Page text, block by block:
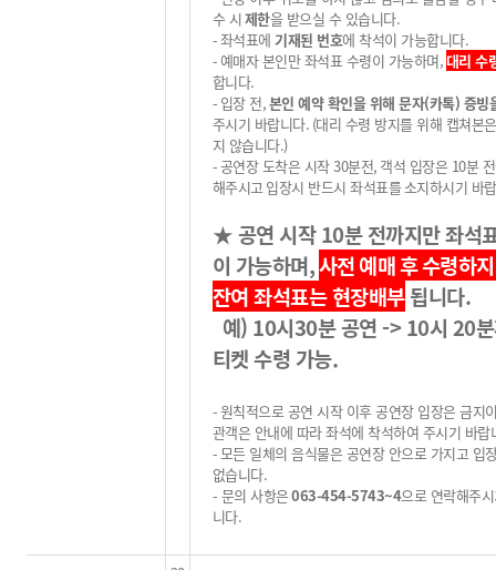
수 시제한을 받으실 수 있습니다.
-좌석표에기재된 번호에 착석이 가능합니다.
- 예매자 본인만 좌석표 수령이 가능하며,대리 수
합니다.
- 입장 전,본인 예약 확인을 위해 문자(카톡) 증빙
주시기 바랍니다. (대리 수령 방지를 위해 캡쳐본
지 않습니다.)
-공연장 도착은 시작30분전, 객석 입장은 10분
해주시고입장시 반드시 좌석표를소지하시기 바
★공연 시작10분 전까지만 좌석
이 가능하며,사전 예매 후수령하
잔여 좌석표는 현장배부됩니다.
예) 10시30분 공연 -> 10시 20
티켓 수령 가능.
-원칙적으로 공연 시작 이후 공연장 입장은 금지
관객은 안내에 따라 좌석에 착석하여 주시기 바랍
-모든 일체의 음식물은 공연장 안으로 가지고 입
없습니다.
- 문의 사항은063-454-5743~4으로 연락해주
니다.